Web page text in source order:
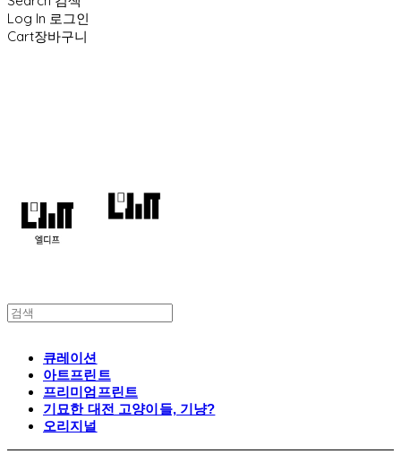
Log In 로그인
Cart장바구니
큐레이션
아트프린트
프리미엄프린트
기묘한 대전 고양이들, 기냥?
오리지널